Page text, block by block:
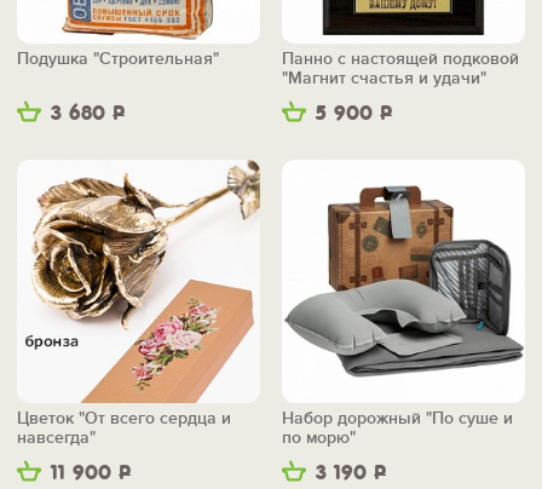
3 680 Р
Подушка "Строительная"
5 900 Р
Панно с настоящей подковой
"Магнит счастья и удачи"
11 900 Р
Цветок "От всего сердца и
навсегда"
3 190 Р
Набор дорожный "По суше и
по морю"